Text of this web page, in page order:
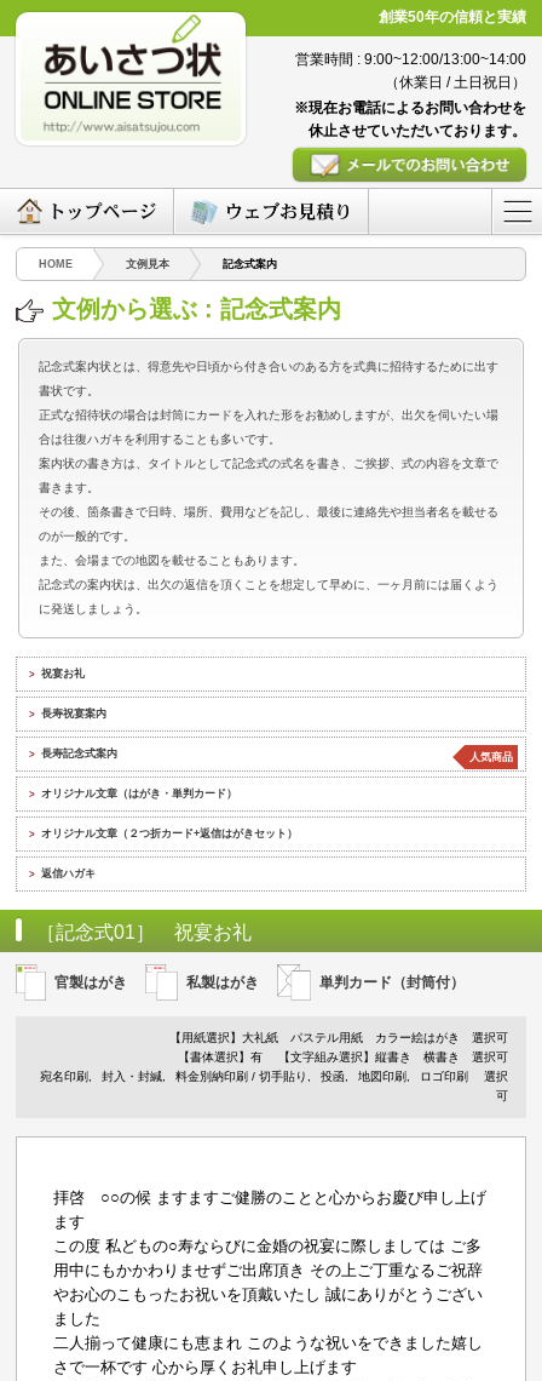
創業50年の信頼と実績
営業時間 : 9:00~12:00/13:00~14:00
（休業日 / 土日祝日）
※現在お電話によるお問い合わせを
休止させていただいております。
HOME 文例見本 記念式案内
文例から選ぶ : 記念式案内
記念式案内状とは、得意先や日頃から付き合いのある方を式典に招待するために出す
書状です。
正式な招待状の場合は封筒にカードを入れた形をお勧めしますが、出欠を伺いたい場
合は往復ハガキを利用することも多いです。
案内状の書き方は、タイトルとして記念式の式名を書き、ご挨拶、式の内容を文章で
書きます。
その後、箇条書きで日時、場所、費用などを記し、最後に連絡先や担当者名を載せる
のが一般的です。
また、会場までの地図を載せることもあります。
記念式の案内状は、出欠の返信を頂くことを想定して早めに、一ヶ月前には届くよう
に発送しましょう。
> 祝宴お礼
> 長寿祝宴案内
> 長寿記念式案内 人気商品
> オリジナル文章（はがき・単判カード）
> オリジナル文章（２つ折カード+返信はがきセット）
> 返信ハガキ
［記念式01］ 祝宴お礼
官製はがき 私製はがき 単判カード（封筒付）
【用紙選択】 大礼紙 パステル用紙 カラー絵はがき
選択可
【書体選択】有
【文字組み選択】縦書き 横書き 選択可
宛名印刷
封入・封緘 料金別納印刷 / 切手貼り 投函 地図印刷 ロゴ印刷
選択
可
拝啓 ○○の候 ますますご健勝のことと心からお慶び申し上げ
ます
この度 私どもの○寿ならびに金婚の祝宴に際しましては ご多
用中にもかかわりませずご出席頂き その上ご丁重なるご祝辞
やお心のこもったお祝いを頂戴いたし 誠にありがとうござい
ました
二人揃って健康にも恵まれ このような祝いをできました嬉し
さで一杯です 心から厚くお礼申し上げます